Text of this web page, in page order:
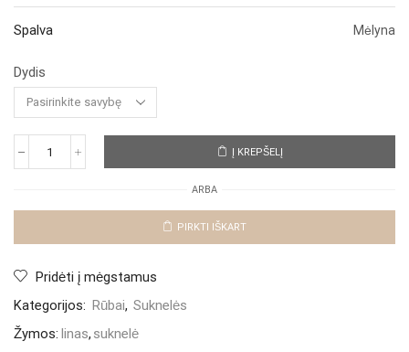
Spalva Mėlyna
Dydis
produkto
suknelė
Į KREPŠELĮ
ARBA
PIRKTI IŠKART
Pridėti į mėgstamus
Kategorijos: Rūbai, Suknelės
Žymos: linas, suknelė